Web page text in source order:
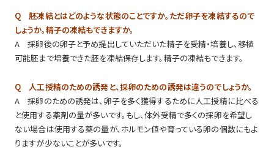
Q 胚凍結とはどのような状態のことですか。ただ卵子を凍結するので
しょうか。精子の凍結もできますか。
A 採卵後の卵子と予め提出していただいた精子を受精・培養し、移植
可能胚まで培養できた胚を凍結保存します。精子の凍結もできます。
Q 人工授精のための誘発と、採卵のための誘発は違うのでしょうか。
A 採卵のための誘発は、卵子を多く獲得するために人工授精に比べる
と使用する薬剤の量が多いです。もし、体外受精で多くの採卵を希望し
ない場合は使用する薬の量が、ホルモン値や育っている卵の個数にもよ
りますが少ないことが多いです。